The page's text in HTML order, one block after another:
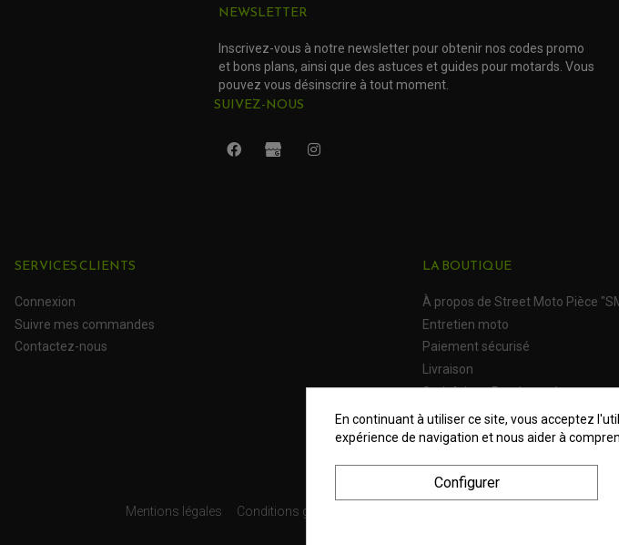
NEWSLETTER
Inscrivez-vous à notre newsletter pour obtenir nos codes promo
et bons plans, ainsi que des astuces et guides pour motards. Vous
pouvez vous désinscrire à tout moment.
SUIVEZ-NOUS
SERVICES CLIENTS
Connexion
Suivre mes commandes
Contactez-nous
LA BOUTIQUE
À propos de Street Moto Pièce
Entretien moto
Paiement sécurisé
Livraison
Satisfait ou Remboursé
Mentions légales Conditions générales
En continuant à utiliser ce site, vous acceptez
expérience de navigation et nous aider à
Configurer